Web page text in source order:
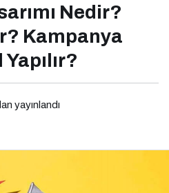
Nedir?
Kampanya
Yapılır?
yayınlandı